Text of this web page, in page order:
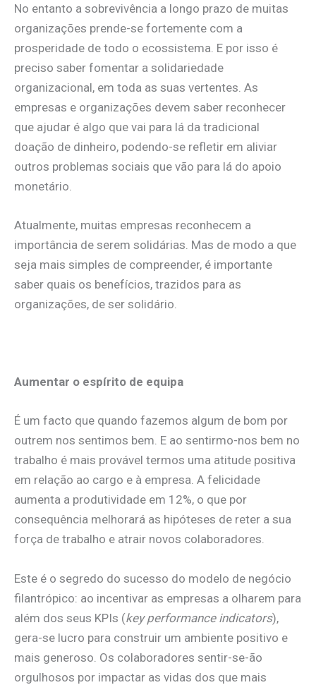
No entanto a sobrevivência a longo prazo de muitas
organizações prende-se fortemente com a
prosperidade de todo o ecossistema. E por isso é
preciso saber fomentar a solidariedade
organizacional, em toda as suas vertentes. As
empresas e organizações devem saber reconhecer
que ajudar é algo que vai para lá da tradicional
doação de dinheiro, podendo-se refletir em aliviar
outros problemas sociais que vão para lá do apoio
monetário.
Atualmente, muitas empresas reconhecem a
importância de serem solidárias. Mas de modo a que
seja mais simples de compreender, é importante
saber quais os benefícios, trazidos para as
organizações, de ser solidário.
Aumentar o espírito de equipa
É um facto que quando fazemos algum de bom por
outrem nos sentimos bem. E ao sentirmo-nos bem no
trabalho é mais provável termos uma atitude positiva
em relação ao cargo e à empresa. A felicidade
aumenta a produtividade em 12%, o que por
consequência melhorará as hipóteses de reter a sua
força de trabalho e atrair novos colaboradores.
Este é o segredo do sucesso do modelo de negócio
filantrópico: ao incentivar as empresas a olharem para
além dos seus KPIs (key performance indicators),
gera-se lucro para construir um ambiente positivo e
mais generoso. Os colaboradores sentir-se-ão
orgulhosos por impactar as vidas dos que mais